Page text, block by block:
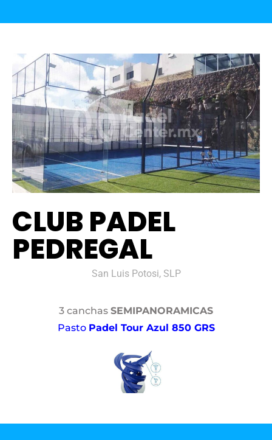
CLUB PADEL
PEDREGAL
San Luis Potosi, SLP
3 canchas SEMIPANORAMICAS
Pasto Padel Tour Azul 850 GRS